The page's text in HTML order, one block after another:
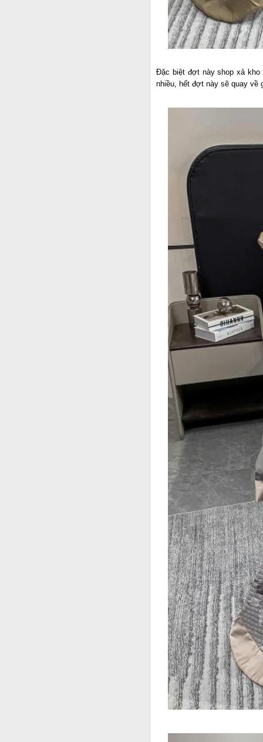
Đặc biệt đợt này shop xả
nhiều, hết đợt này sẽ quay về